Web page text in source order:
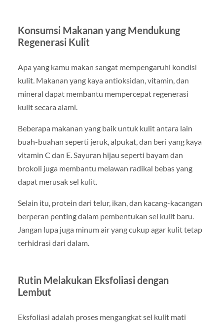
Konsumsi Makanan yang Mendukung
Regenerasi Kulit
Apa yang kamu makan sangat mempengaruhi kondisi
kulit. Makanan yang kaya antioksidan, vitamin, dan
mineral dapat membantu mempercepat regenerasi
kulit secara alami.
Beberapa makanan yang baik untuk kulit antara lain
buah-buahan seperti jeruk, alpukat, dan beri yang kaya
vitamin C dan E. Sayuran hijau seperti bayam dan
brokoli juga membantu melawan radikal bebas yang
dapat merusak sel kulit.
Selain itu, protein dari telur, ikan, dan kacang-kacangan
berperan penting dalam pembentukan sel kulit baru.
Jangan lupa juga minum air yang cukup agar kulit tetap
terhidrasi dari dalam.
Rutin Melakukan Eksfoliasi dengan
Lembut
Eksfoliasi adalah proses mengangkat sel kulit mati